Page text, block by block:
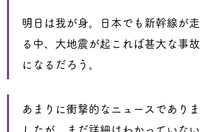
明日は我が身。日本でも新幹線が走
る中、大地震が起これば甚大な事故
になるだろう。
あまりに衝撃的なニュースでありま